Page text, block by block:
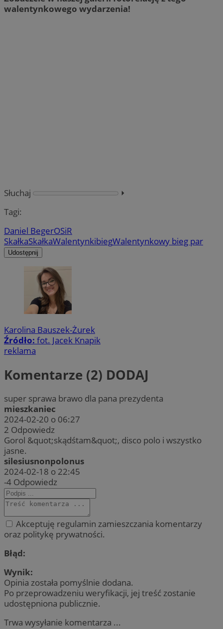
walentynkowego wydarzenia!
Słuchaj
⏵︎
Tagi:
Daniel BegerOSiR
SkałkaSkałkaWalentynkibiegWalentynkowy bieg par
Udostępnij
Karolina Bauszek-Żurek
Źródło: fot. Jacek Knapik
reklama
Komentarze (2) DODAJ
super sprawa brawo dla pana prezydenta
mieszkaniec
2024-02-20 o 06:27
2 Odpowiedz
Gorol &quot;skądśtam&quot;, disco polo i wszystko
jasne.
silesiusnonpolonus
2024-02-18 o 22:45
-4 Odpowiedz
Akceptuję regulamin zamieszczania komentarzy
oraz politykę prywatności.
Błąd:
Wynik:
Opinia została pomyślnie dodana.
Po przeprowadzeniu weryfikacji, jej treść zostanie
udostępniona publicznie.
Trwa wysyłanie komentarza ...